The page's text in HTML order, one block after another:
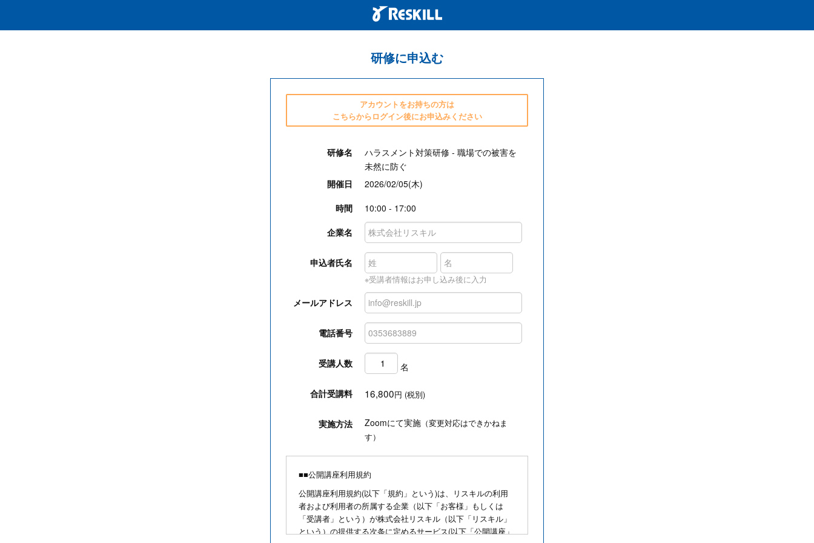
研修に申込む
アカウントをお持ちの方は
こちらからログイン後にお申込みください
研修名
ハラスメント対策研修 - 職場での被害を
未然に防ぐ
開催日
2026/02/05(木)
時間
10:00 - 17:00
企業名
申込者氏名
※受講者情報はお申し込み後に入力
メールアドレス
電話番号
受講人数 名
合計受講料 16,800円 (税別)
実施方法 Zoomにて実施 （変更対応はできかねま
す）
■■公開講座利用規約
公開講座利用規約(以下「規約」という)は、リスキルの利用
者および利用者の所属する企業（以下「お客様」もしくは
「受講者」という）が株式会社リスキル（以下「リスキル」
という）の提供する次条に定めるサービス(以下「公開講座」